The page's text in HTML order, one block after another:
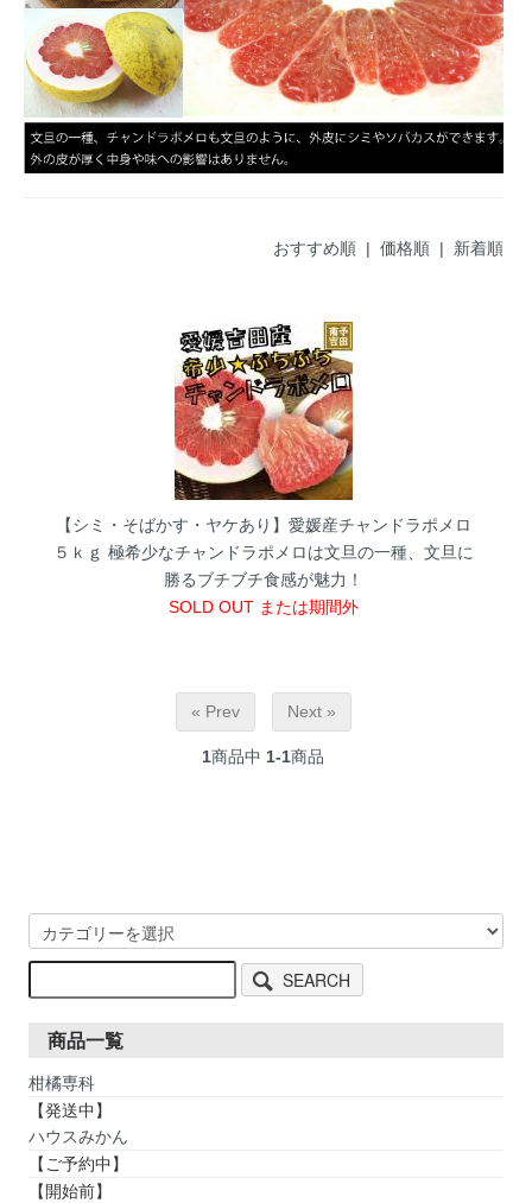
おすすめ順 | 価格順| 新着順
【シミ・そばかす・ヤケあり】愛媛産チャンドラポメロ
５ｋｇ 極希少なチャンドラポメロは文旦の一種、文旦に
勝るブチブチ食感が魅力！
SOLD OUT または期間外
« Prev Next »
1商品中 1-1商品
SEARCH
商品一覧
柑橘専科
【発送中】
ハウスみかん
【ご予約中】
【開始前】